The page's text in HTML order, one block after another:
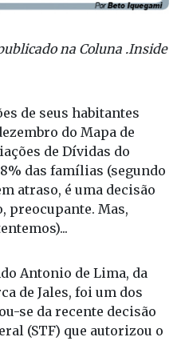
na Coluna .Inside
de seus habitantes
do Mapa de
de Dívidas do
das famílias (segundo
atraso, é uma decisão
preocupante. Mas,
Antonio de Lima, da
de Jales, foi um dos
se da recente decisão
(STF) que autorizou o